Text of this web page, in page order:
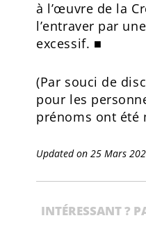
à l’œuvre de la
l’entraver par
excessif. ■
(Par souci de
pour les
prénoms ont été
Updated on 25 Mars
INTÉRESSANT ?